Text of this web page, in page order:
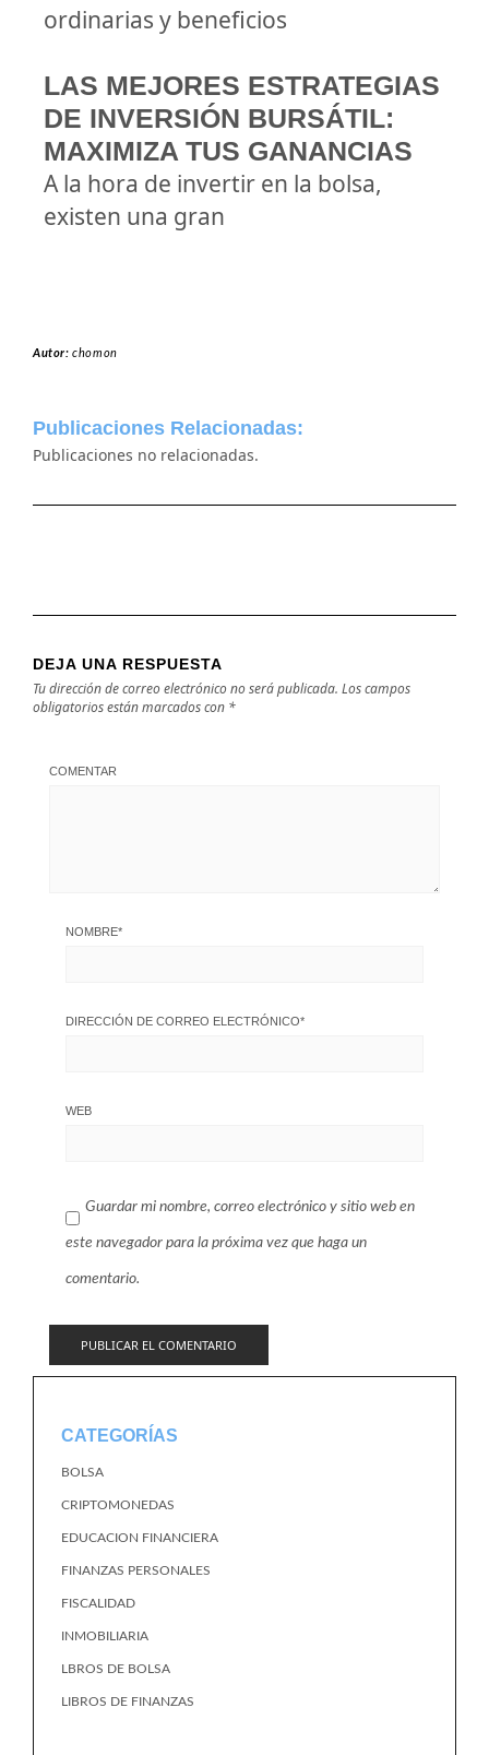
ordinarias y beneficios
LAS MEJORES ESTRATEGIAS
DE INVERSIÓN BURSÁTIL:
MAXIMIZA TUS GANANCIAS
A la hora de invertir en la bolsa,
existen una gran
Autor:chomon
Publicaciones Relacionadas:
Publicaciones no relacionadas.
DEJA UNA RESPUESTA
Tu dirección de correo electrónico no será publicada. Los campos
obligatorios están marcados con *
COMENTAR
NOMBRE*
DIRECCIÓN DE CORREO ELECTRÓNICO*
WEB
Guardar mi nombre, correo electrónico y sitio web en
este navegador para la próxima vez que haga un
comentario.
CATEGORÍAS
BOLSA
CRIPTOMONEDAS
EDUCACION FINANCIERA
FINANZAS PERSONALES
FISCALIDAD
INMOBILIARIA
LBROS DE BOLSA
LIBROS DE FINANZAS